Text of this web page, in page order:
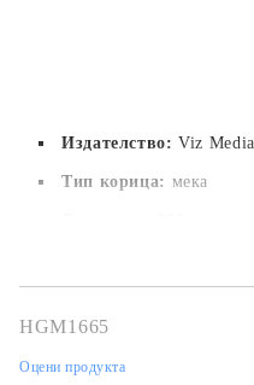
Издателство:Viz Media
Тип корица: мека
Дата на издаване:
Жанр:Action, Adventure
HGM1665
Оцени продукта